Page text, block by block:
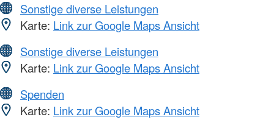
Sonstige diverse Leistungen
Karte: Link zur Google Maps Ansicht
Sonstige diverse Leistungen
Karte: Link zur Google Maps Ansicht
Spenden
Karte: Link zur Google Maps Ansicht